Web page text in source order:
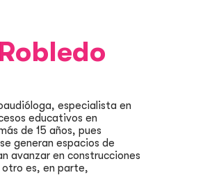
especialista en
educativos en
de 15 años, pues
generan espacios de
avanzar en construcciones
otro es, en parte,